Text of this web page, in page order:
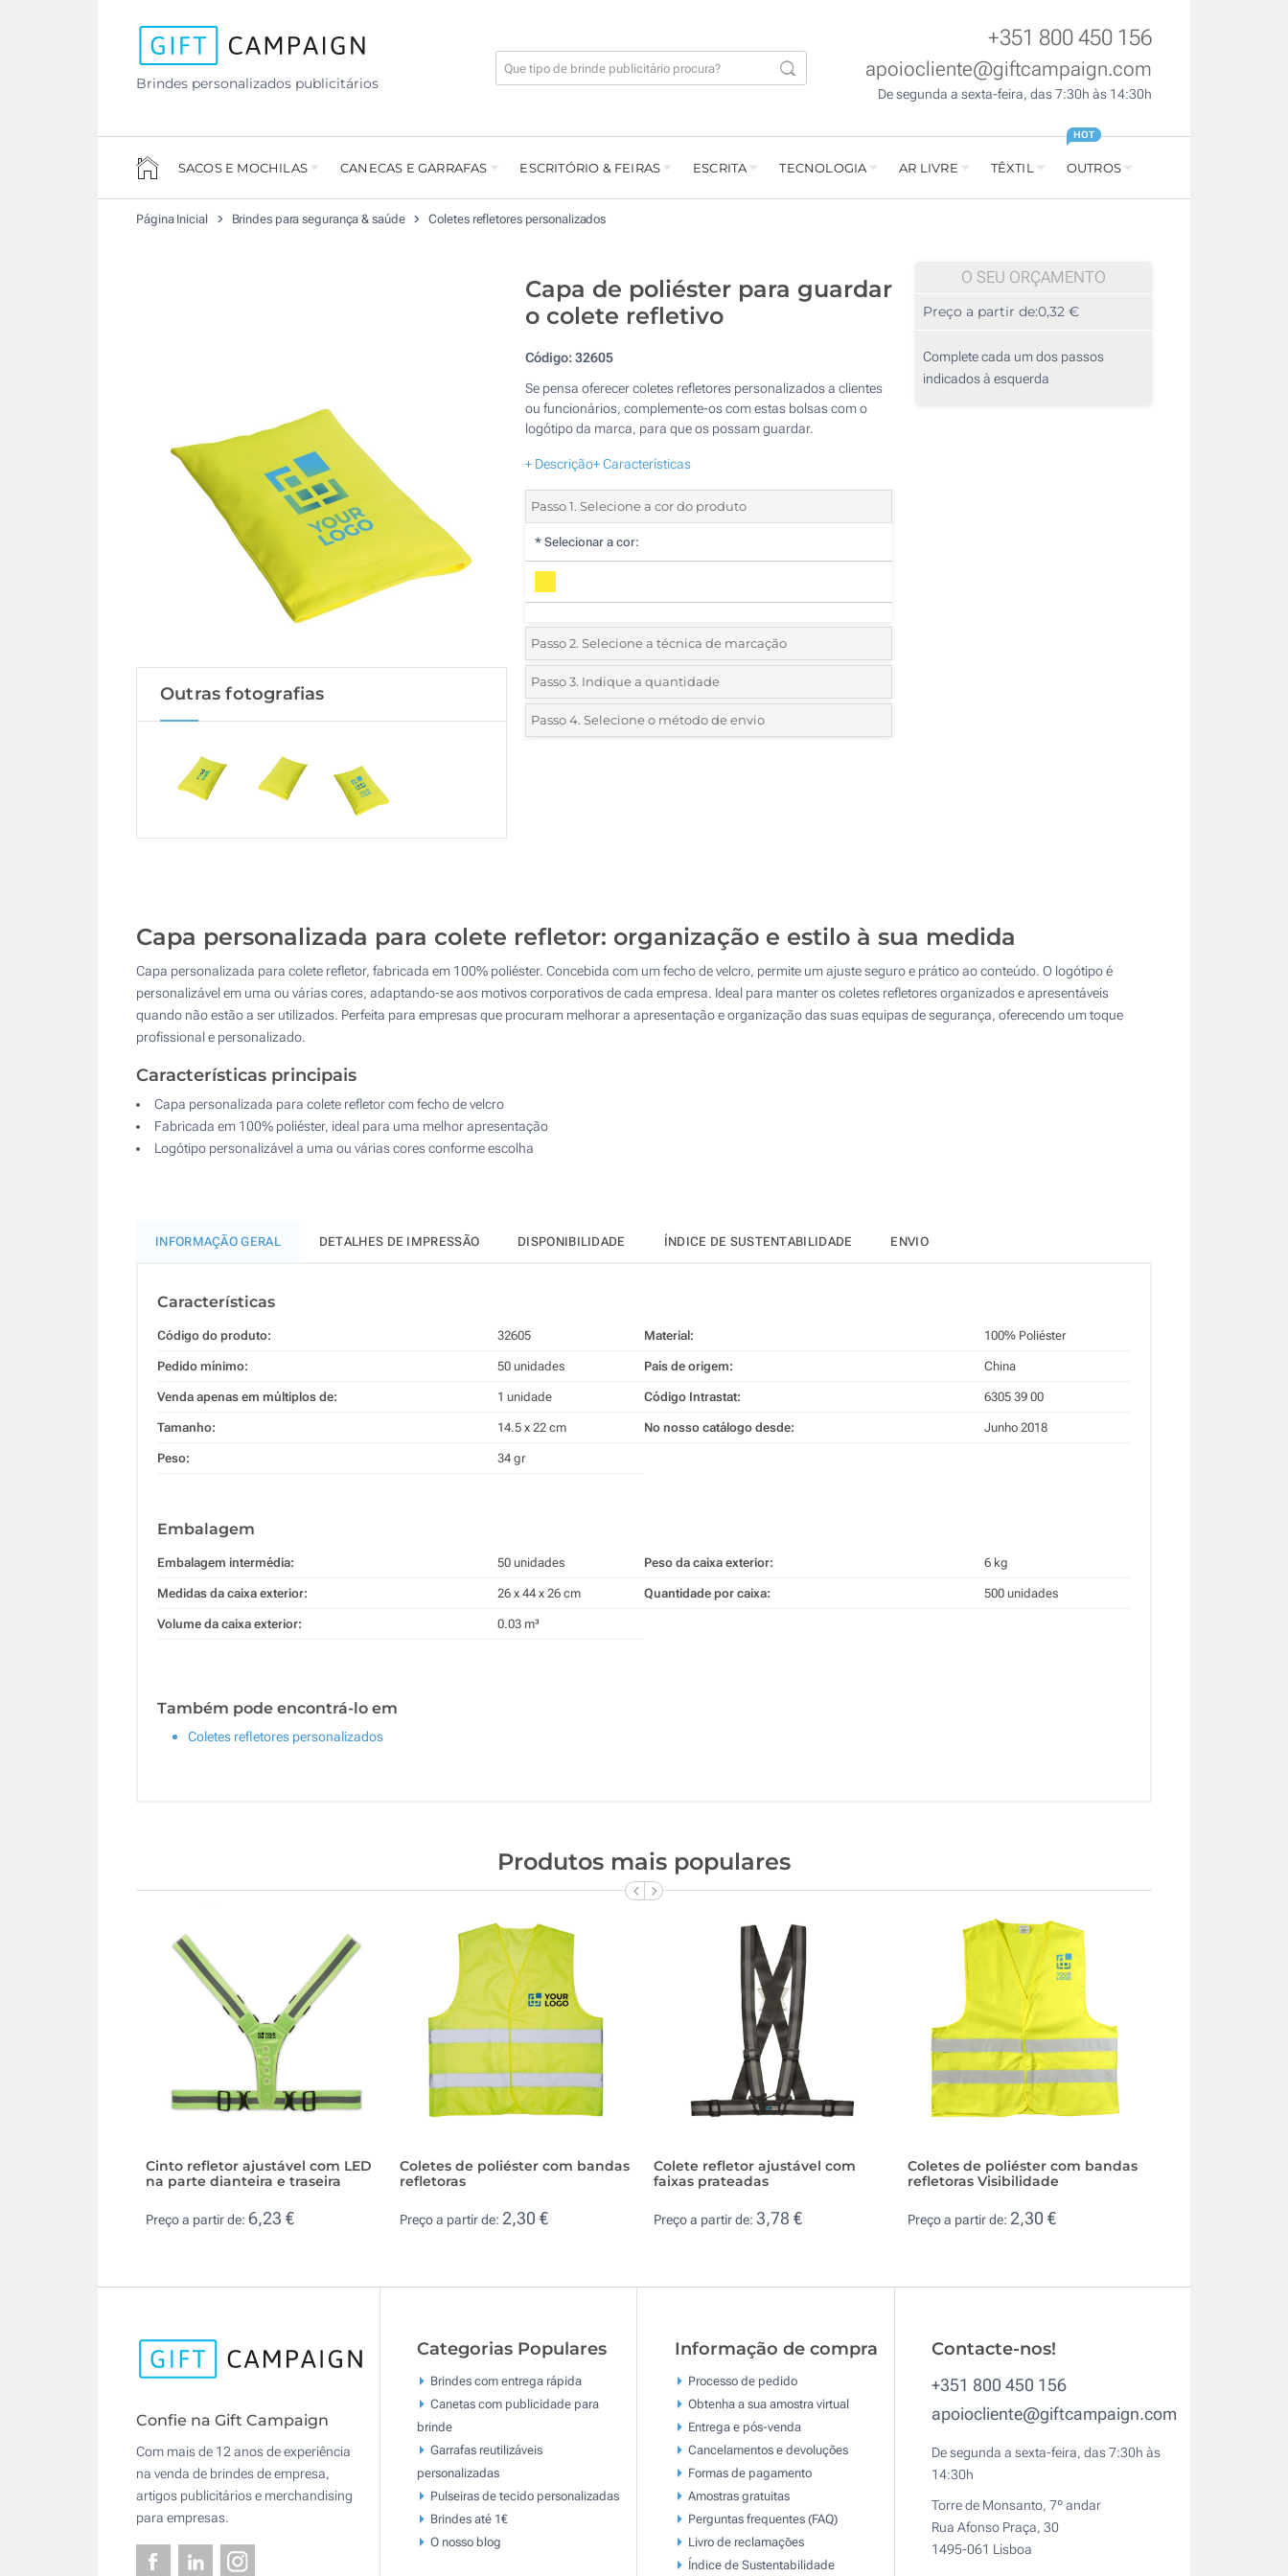
Brindes personalizados publicitários
+351 800 450 156
apoiocliente@giftcampaign.com
De segunda a sexta-feira, das 7:30h às 14:30h
SACOS E MOCHILAS CANECAS E GARRAFAS ESCRITÓRIO & FEIRAS ESCRITA TECNOLOGIA AR LIVRE TÊXTIL OUTROS
HOT
Página Inicial Brindes para segurança & saúde Coletes refletores personalizados
Outras fotografias
Capa de poliéster para guardar
o colete refletivo
Código:32605
Se pensa oferecer coletes refletores personalizados a clientes
ou funcionários, complemente-os com estas bolsas com o
logótipo da marca, para que os possam guardar.
+ Descrição+ Características
Passo 1. Selecione a cor do produto
* Selecionar a cor:
Passo 2. Selecione a técnica de marcação
*Selecione o tipo de marcação e as cores do logotipo:
1 Cor (Num lado)
Sem impressão
Passo 3. Indique a quantidade
*Quantidade mínima:50
1000
Outra : Atualizar
Passo 4. Selecione o método de envio
O SEU ORÇAMENTO
Preço a partir de:0,32 €
Complete cada um dos passos
indicados à esquerda
Capa personalizada para colete refletor: organização e estilo à sua medida
Capa personalizada para colete refletor, fabricada em 100% poliéster. Concebida com um fecho de velcro, permite um ajuste seguro e prático ao conteúdo. O logótipo é
personalizável em uma ou várias cores, adaptando-se aos motivos corporativos de cada empresa. Ideal para manter os coletes refletores organizados e apresentáveis
quando não estão a ser utilizados. Perfeita para empresas que procuram melhorar a apresentação e organização das suas equipas de segurança, oferecendo um toque
profissional e personalizado.
Características principais
Capa personalizada para colete refletor com fecho de velcro
Fabricada em 100% poliéster, ideal para uma melhor apresentação
Logótipo personalizável a uma ou várias cores conforme escolha
INFORMAÇÃO GERAL DETALHES DE IMPRESSÃO DISPONIBILIDADE ÍNDICE DE SUSTENTABILIDADE ENVIO
Características
Código do produto: 32605
Pedido mínimo: 50 unidades
Venda apenas em múltiplos de: 1 unidade
Tamanho: 14.5 x 22 cm
Peso: 34 gr
Material: 100% Poliéster
País de origem: China
Código Intrastat: 6305 39 00
No nosso catálogo desde: Junho 2018
Embalagem
Embalagem intermédia: 50 unidades
Medidas da caixa exterior: 26 x 44 x 26 cm
Volume da caixa exterior: 0.03 m³
Peso da caixa exterior: 6 kg
Quantidade por caixa: 500 unidades
Também pode encontrá-lo em
Coletes refletores personalizados
Produtos mais populares
Cinto refletor ajustável com LED
na parte dianteira e traseira
Preço a partir de: 6,23 €
Coletes de poliéster com bandas
refletoras
Preço a partir de: 2,30 €
Colete refletor ajustável com
faixas prateadas
Preço a partir de: 3,78 €
Coletes de poliéster com bandas
refletoras Visibilidade
Preço a partir de: 2,30 €
Confie na Gift Campaign
Com mais de 12 anos de experiência
na venda de brindes de empresa,
artigos publicitários e merchandising
para empresas.
Categorias Populares
Brindes com entrega rápida
Canetas com publicidade para
brinde
Garrafas reutilizáveis
personalizadas
Pulseiras de tecido personalizadas
Brindes até 1€
O nosso blog
Informação de compra
Processo de pedido
Obtenha a sua amostra virtual
Entrega e pós-venda
Cancelamentos e devoluções
Formas de pagamento
Amostras gratuitas
Perguntas frequentes (FAQ)
Livro de reclamaçōes
Índice de Sustentabilidade
Contacte-nos!
+351 800 450 156
apoiocliente@giftcampaign.com
De segunda a sexta-feira, das 7:30h às
14:30h
Torre de Monsanto, 7º andar
Rua Afonso Praça, 30
1495-061 Lisboa